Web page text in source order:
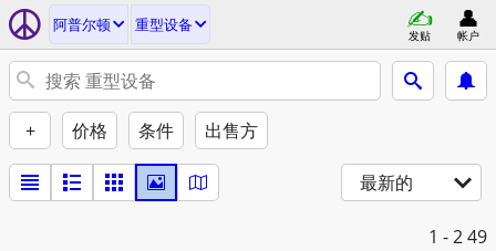
阿普尔顿 重型设备
发贴 帐户
+ 价格 条件 出售方
最新的
1 - 249